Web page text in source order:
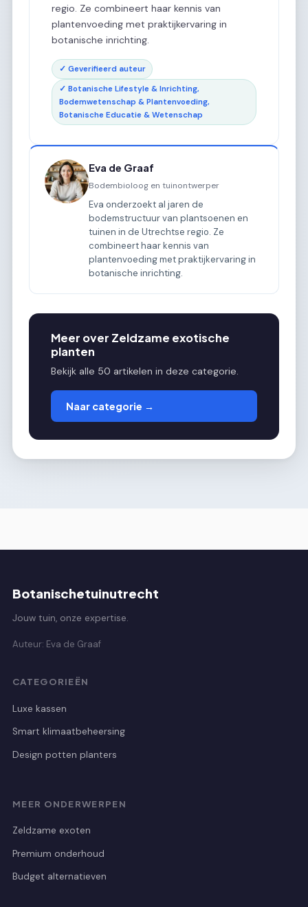
regio. Ze combineert haar kennis van
plantenvoeding met praktijkervaring in
botanische inrichting.
✓ Geverifieerd auteur
✓ Botanische Lifestyle & Inrichting,
Bodemwetenschap & Plantenvoeding,
Botanische Educatie & Wetenschap
Eva de Graaf
Bodembioloog en tuinontwerper
Eva onderzoekt al jaren de
bodemstructuur van plantsoenen en
tuinen in de Utrechtse regio. Ze
combineert haar kennis van
plantenvoeding met praktijkervaring in
botanische inrichting.
Meer over Zeldzame exotische
planten
Bekijk alle 50 artikelen in deze categorie.
Naar categorie →
Botanischetuinutrecht
Jouw tuin, onze expertise.
Auteur: Eva de Graaf
CATEGORIEËN
Luxe kassen
Smart klimaatbeheersing
Design potten planters
MEER ONDERWERPEN
Zeldzame exoten
Premium onderhoud
Budget alternatieven